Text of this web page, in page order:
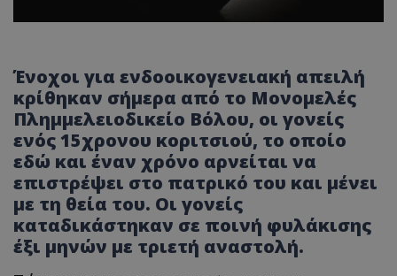
Ένοχοι για ενδοοικογενειακή απειλή
κρίθηκαν σήμερα από το Μονομελές
Πλημμελειοδικείο Βόλου, οι γονείς
ενός 15χρονου κοριτσιού, το οποίο
εδώ και έναν χρόνο αρνείται να
επιστρέψει στο πατρικό του και μένει
με τη θεία του. Οι γονείς
καταδικάστηκαν σε ποινή φυλάκισης
έξι μηνών με τριετή αναστολή.